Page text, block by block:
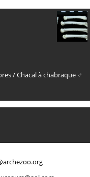
/Chacal à chabraque ♂